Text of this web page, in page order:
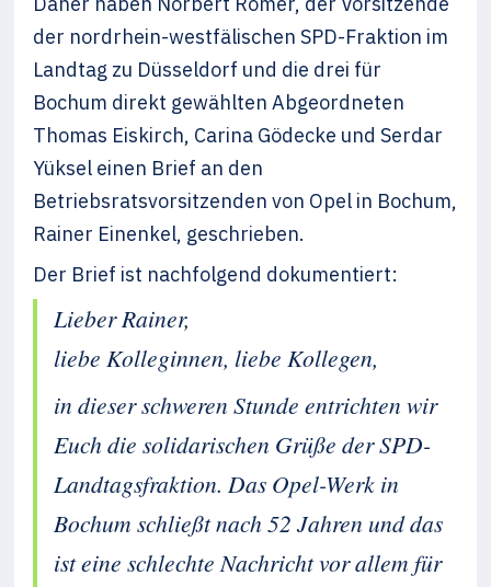
der nordrhein-westfälischen SPD-Fraktion im
Landtag zu Düsseldorf und die drei für
Bochum direkt gewählten Abgeordneten
Thomas Eiskirch, Carina Gödecke und Serdar
Yüksel einen Brief an den
Betriebsratsvorsitzenden von Opel in Bochum,
Rainer Einenkel, geschrieben.
Der Brief ist nachfolgend dokumentiert:
Lieber Rainer,
liebe Kolleginnen, liebe Kollegen,
in dieser schweren Stunde entrichten wir
Euch die solidarischen Grüße der SPD-
Landtagsfraktion. Das Opel-Werk in
Bochum schließt nach 52 Jahren und das
ist eine schlechte Nachricht vor allem für